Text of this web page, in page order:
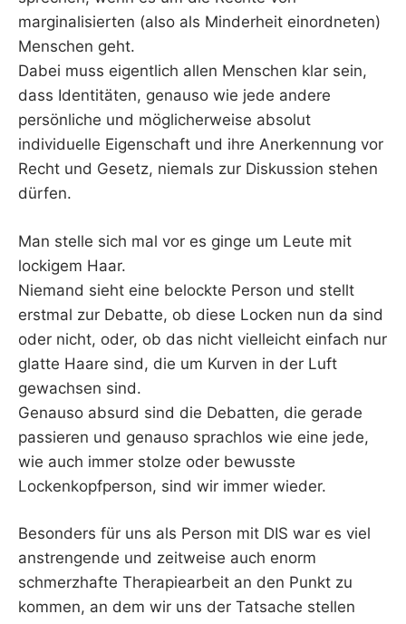
marginalisierten (also als Minderheit einordneten)
Menschen geht.
Dabei muss eigentlich allen Menschen klar sein,
dass Identitäten, genauso wie jede andere
persönliche und möglicherweise absolut
individuelle Eigenschaft und ihre Anerkennung vor
Recht und Gesetz, niemals zur Diskussion stehen
dürfen.
Man stelle sich mal vor es ginge um Leute mit
lockigem Haar.
Niemand sieht eine belockte Person und stellt
erstmal zur Debatte, ob diese Locken nun da sind
oder nicht, oder, ob das nicht vielleicht einfach nur
glatte Haare sind, die um Kurven in der Luft
gewachsen sind.
Genauso absurd sind die Debatten, die gerade
passieren und genauso sprachlos wie eine jede,
wie auch immer stolze oder bewusste
Lockenkopfperson, sind wir immer wieder.
Besonders für uns als Person mit DIS war es viel
anstrengende und zeitweise auch enorm
schmerzhafte Therapiearbeit an den Punkt zu
kommen, an dem wir uns der Tatsache stellen